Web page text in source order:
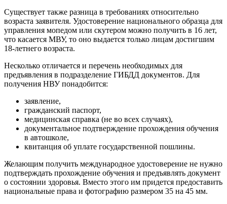
Существует также разница в требованиях относительно
возраста заявителя. Удостоверение национального образца для
управления мопедом или скутером можно получить в 16 лет,
что касается МВУ, то оно выдается только лицам достигшим
18-летнего возраста.
Несколько отличается и перечень необходимых для
предъявления в подразделение ГИБДД документов. Для
получения НВУ понадобится:
заявление,
гражданский паспорт,
медицинская справка (не во всех случаях),
документальное подтверждение прохождения обучения
в автошколе,
квитанция об уплате государственной пошлины.
Желающим получить международное удостоверение не нужно
подтверждать прохождение обучения и предъявлять документ
о состоянии здоровья. Вместо этого им придется предоставить
национальные права и фотографию размером 35 на 45 мм.